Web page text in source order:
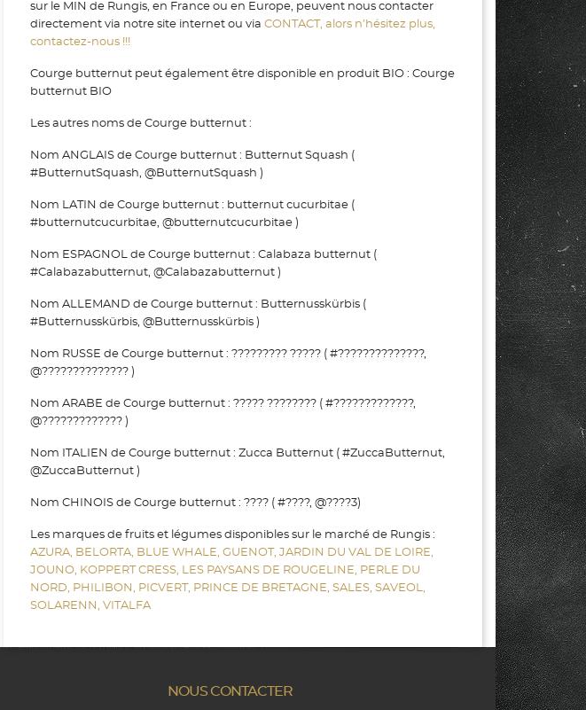
sur le MIN de Rungis, en France ou en Europe, peuvent nous contacter
directement via notre site internet ou via CONTACT, alors n’hésitez plus,
contactez-nous !!!
Courge butternut peut également être disponible en produit BIO : Courge
butternut BIO
Les autres noms de Courge butternut :
Nom ANGLAIS de Courge butternut : Butternut Squash (
#ButternutSquash, @ButternutSquash )
Nom LATIN de Courge butternut : butternut cucurbitae (
#butternutcucurbitae, @butternutcucurbitae )
Nom ESPAGNOL de Courge butternut : Calabaza butternut (
#Calabazabutternut, @Calabazabutternut )
Nom ALLEMAND de Courge butternut : Butternusskürbis (
#Butternusskürbis, @Butternusskürbis )
Nom RUSSE de Courge butternut : ????????? ????? ( #??????????????,
@?????????????? )
Nom ARABE de Courge butternut : ????? ???????? ( #?????????????,
@????????????? )
Nom ITALIEN de Courge butternut : Zucca Butternut ( #ZuccaButternut,
@ZuccaButternut )
Nom CHINOIS de Courge butternut : ???? ( #????, @????3)
Les marques de fruits et légumes disponibles sur le marché de Rungis :
AZURA, BELORTA, BLUE WHALE, GUENOT, JARDIN DU VAL DE LOIRE,
JOUNO, KOPPERT CRESS, LES PAYSANS DE ROUGELINE, PERLE DU
NORD, PHILIBON, PICVERT, PRINCE DE BRETAGNE, SALES, SAVEOL,
SOLARENN, VITALFA
NOUS CONTACTER